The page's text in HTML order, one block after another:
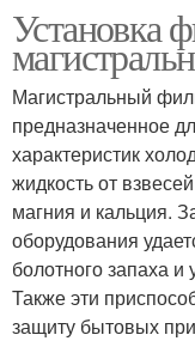
Установка
Магистральный
предназначенное
характеристик
жидкость от
магния и кальция.
оборудования
болотного запаха
Также эти
защиту бытовых